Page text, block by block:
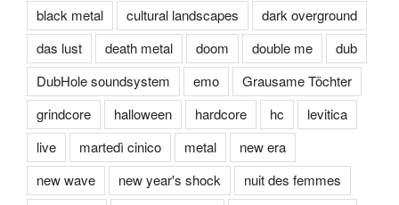
black metal
cultural landscapes
dark overground
das lust
death metal doom double me
dub
DubHole soundsystem
emo
Grausame Töchter
grindcore
halloween hardcore hc
levitica
live
martedì cinico metal
new era
new wave
new year's shock
nuit des femmes